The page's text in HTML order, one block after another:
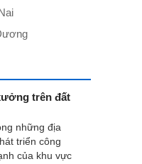
trên đất
những địa
triển công
của khu vực